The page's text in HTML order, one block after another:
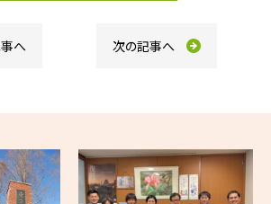
へ 次の記事へ